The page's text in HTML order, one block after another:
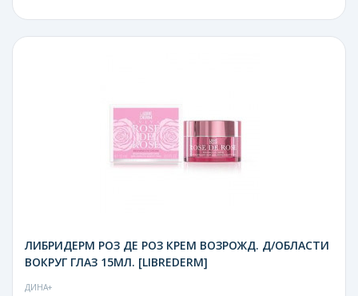
ЛИБРИДЕРМ РОЗ ДЕ РОЗ КРЕМ ВОЗРОЖД. Д/ОБЛАСТИ
ВОКРУГ ГЛАЗ 15МЛ. [LIBREDERM]
ДИНА+